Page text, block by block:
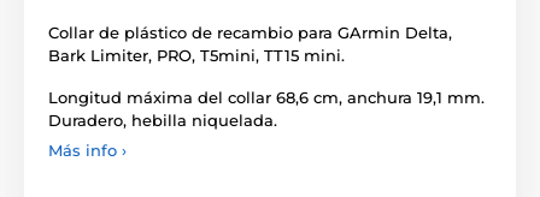
Collar de plástico de recambio para GArmin Delta,
Bark Limiter, PRO, T5mini, TT15 mini.
Longitud máxima del collar 68,6 cm, anchura 19,1 mm.
Duradero, hebilla niquelada.
Más info ›